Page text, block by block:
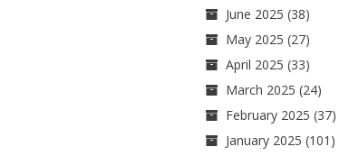
June 2025 (38)
May 2025 (27)
April 2025 (33)
March 2025 (24)
February 2025 (37)
January 2025 (101)